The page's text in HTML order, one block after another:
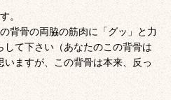
。
背骨の両脇の筋肉に「グッ」と力
して下さい（あなたのこの背骨は
ますが、この背骨は本来、反っ